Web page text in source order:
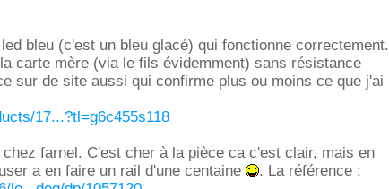
bleu (c'est un bleu glacé) qui fonctionne correctement.
carte mère (via le fils évidemment) sans résistance
sur de site aussi qui confirme plus ou moins ce que j'ai
17...?tl=g6c455s118
farnel. C'est cher à la pièce ca c'est clair, mais en
a en faire un rail d'une centaine
. La référence :